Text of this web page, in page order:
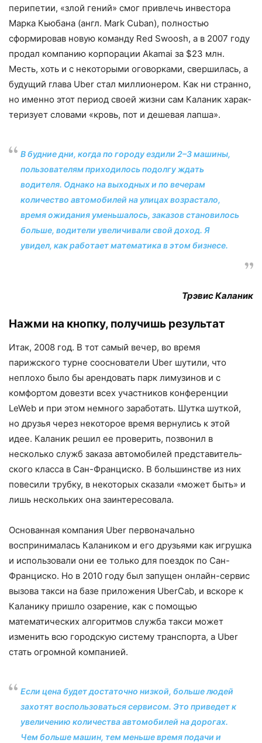
перипетии, «злой гений» смог привлечь инвестора
Марка Кьюбана (англ. Mark Cuban), полно­стью
сформировав новую команду Red Swoosh, а в 2007 году
продал компанию корпорации Akamai за $23 млн.
Месть, хоть и с некоторыми оговорками, сверши­лась, а
будущий глава Uber стал милли­онером. Как ни странно,
но именно этот период своей жизни сам Каланик харак­
теризует словами «кровь, пот и дешевая лапша».
В будние дни, когда по городу ездили 2–3 машины,
пользователям приходилось подолгу ждать
водителя. Однако на выходных и по вечерам
количество автомобилей на улицах возрастало,
время ожидания уменьшалось, заказов становилось
больше, водители уве­личивали свой доход. Я
увидел, как работает математика в этом бизнесе.
Трэвис Каланик
Нажми на кнопку, получишь результат
Итак, 2008 год. В тот самый вечер, во время
парижского турне сооснователи Uber шутили, что
неплохо было бы арен­довать парк лимузинов и с
комфортом довезти всех участников конференции
LeWeb и при этом немного заработать. Шутка шуткой,
но друзья через некоторое время вернулись к этой
идее. Каланик ре­шил ее проверить, позвонил в
несколько служб заказа автомобилей представитель­
ского класса в Сан-Франциско. В большин­стве из них
повесили трубку, в некоторых сказали «может быть» и
лишь нескольких она заинтересовала.
Основанная компания Uber первона­чально
воспринималась Калаником и его друзьями как игрушка
и использовали они ее только для поездок по Сан-
Франциско. Но в 2010 году был запущен онлайн-сер­вис
вызова такси на базе приложения UberCab, и вскоре к
Каланику пришло озарение, как с помощью
математических алгоритмов служба такси может
изменить всю городскую систему транспорта, а Uber
стать огромной компанией.
Если цена будет достаточно низкой, больше людей
захотят воспользоваться сервисом. Это приведет к
увеличению количества автомобилей на дорогах.
Чем больше машин, тем меньше время подачи и